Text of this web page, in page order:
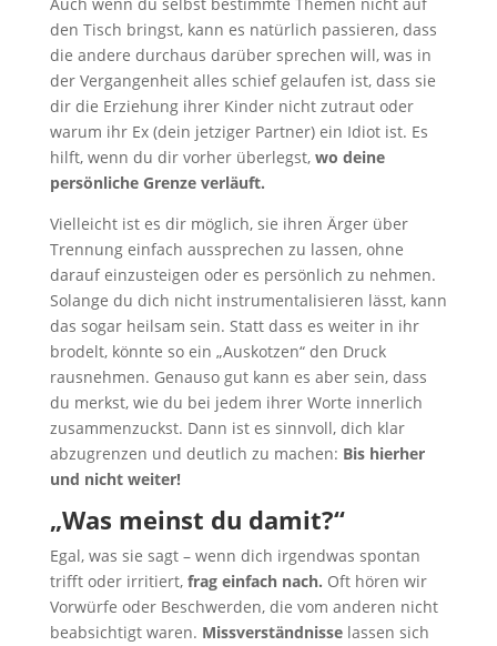
den Tisch bringst, kann es natürlich passieren, dass
die andere durchaus darüber sprechen will, was in
der Vergangenheit alles schief gelaufen ist, dass sie
dir die Erziehung ihrer Kinder nicht zutraut oder
warum ihr Ex (dein jetziger Partner) ein Idiot ist. Es
hilft, wenn du dir vorher überlegst, wo deine
persönliche Grenze verläuft.
Vielleicht ist es dir möglich, sie ihren Ärger über
Trennung einfach aussprechen zu lassen, ohne
darauf einzusteigen oder es persönlich zu nehmen.
Solange du dich nicht instrumentalisieren lässt, kann
das sogar heilsam sein. Statt dass es weiter in ihr
brodelt, könnte so ein „Auskotzen“ den Druck
rausnehmen. Genauso gut kann es aber sein, dass
du merkst, wie du bei jedem ihrer Worte innerlich
zusammenzuckst. Dann ist es sinnvoll, dich klar
abzugrenzen und deutlich zu machen: Bis hierher
und nicht weiter!
„Was meinst du damit?“
Egal, was sie sagt – wenn dich irgendwas spontan
trifft oder irritiert, frag einfach nach. Oft hören wir
Vorwürfe oder Beschwerden, die vom anderen nicht
beabsichtigt waren. Missverständnisse lassen sich